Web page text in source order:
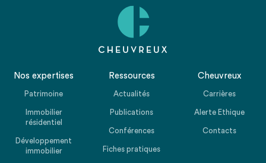
Nos expertises
Patrimoine
Immobilier
résidentiel
Développement
immobilier
Ressources
Actualités
Publications
Conférences
Fiches pratiques
Cheuvreux
Carrières
Alerte Ethique
Contacts